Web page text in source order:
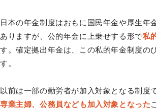
日本の年金制度はおもに国民年金や厚生年
ありますが、公的年金に上乗せする形で私
す。確定拠出年金は、この私的年金制度の
す。
以前は一部の勤労者が加入対象となる制度
専業主婦、公務員なども加入対象となった